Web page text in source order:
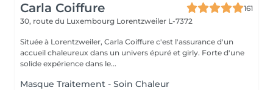
Carla Coiffure
161
30, route du Luxembourg Lorentzweiler L-7372
Située à Lorentzweiler, Carla Coiffure c'est l'assurance d'un
accueil chaleureux dans un univers épuré et girly. Forte d'une
solide expérience dans le...
Masque Traitement - Soin Chaleur